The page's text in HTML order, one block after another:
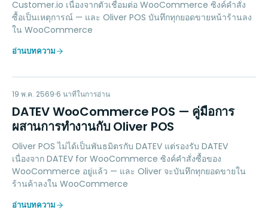
Customer.io เนื่องจากตัวเชื่อมต่อ WooCommerce ซิงค์คำสั่ง
ซื้อเป็นเหตุการณ์ — และ Oliver POS บันทึกทุกยอดขายหน้าร้านลง
ใน WooCommerce
อ่านบทความ
DW
ACCOUNTING
19 พ.ค. 2569 6 นาทีในการอ่าน
DATEV WooCommerce POS — คู่มือการ
ผสานการทำงานกับ Oliver POS
Oliver POS ไม่ได้เป็นพันธมิตรกับ DATEV แต่รองรับ DATEV
เนื่องจาก DATEV for WooCommerce ซิงค์คำสั่งซื้อของ
WooCommerce อยู่แล้ว — และ Oliver จะบันทึกทุกยอดขายใน
ร้านค้าลงใน WooCommerce
อ่านบทความ